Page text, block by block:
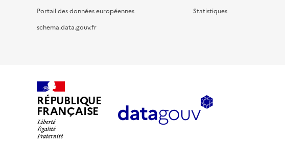
Portail des données européennes
schema.data.gouv.fr
Statistiques
RÉPUBLIQUE
FRANÇAISE